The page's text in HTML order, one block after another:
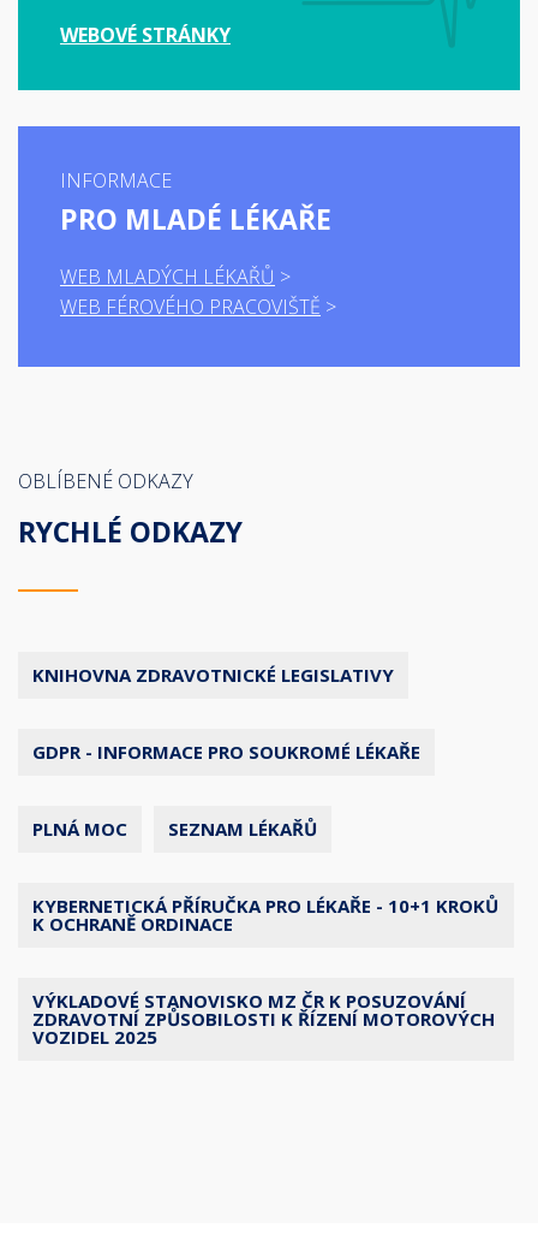
WEBOVÉ STRÁNKY
INFORMACE
PRO MLADÉ LÉKAŘE
WEB MLADÝCH LÉKAŘŮ
WEB FÉROVÉHO PRACOVIŠTĚ
OBLÍBENÉ ODKAZY
RYCHLÉ ODKAZY
KNIHOVNA ZDRAVOTNICKÉ LEGISLATIVY
GDPR - INFORMACE PRO SOUKROMÉ LÉKAŘE
PLNÁ MOC SEZNAM LÉKAŘŮ
KYBERNETICKÁ PŘÍRUČKA PRO LÉKAŘE - 10+1 KROKŮ
K OCHRANĚ ORDINACE
VÝKLADOVÉ STANOVISKO MZ ČR K POSUZOVÁNÍ
ZDRAVOTNÍ ZPŮSOBILOSTI K ŘÍZENÍ MOTOROVÝCH
VOZIDEL 2025